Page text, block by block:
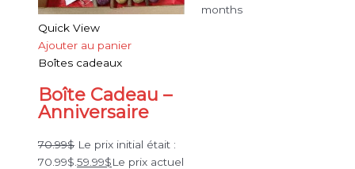
Quick View
Ajouter au panier
Boîtes cadeaux
Boîte Cadeau –
Anniversaire
70.99$ Le prix initial était :
70.99$. 59.99$Le prix actuel
months